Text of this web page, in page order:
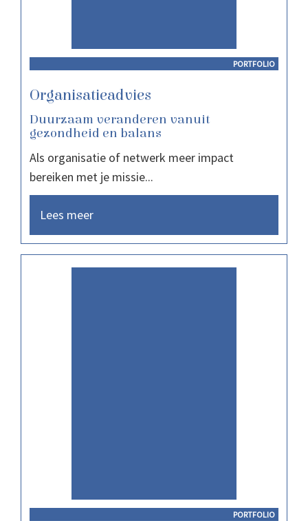
PORTFOLIO
Organisatieadvies
Duurzaam veranderen vanuit
gezondheid en balans
Als organisatie of netwerk meer impact
bereiken met je missie...
Lees meer
PORTFOLIO